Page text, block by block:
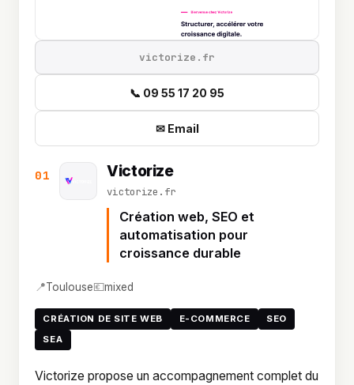
01 Victorize
victorize.fr
Création web, SEO et
automatisation pour
croissance durable
📍Toulouse💶mixed
CRÉATION DE SITE WEB E-COMMERCE
SEO
SEA
Victorize propose un accompagnement complet du
victorize.fr
📞 09 55 17 20 95
✉ Email